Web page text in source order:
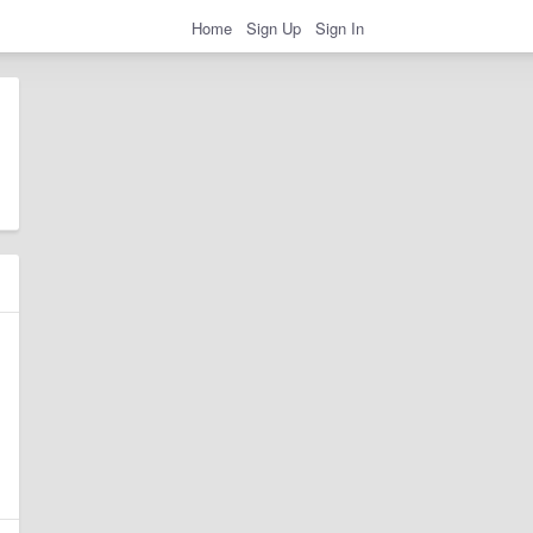
Home Sign Up Sign In